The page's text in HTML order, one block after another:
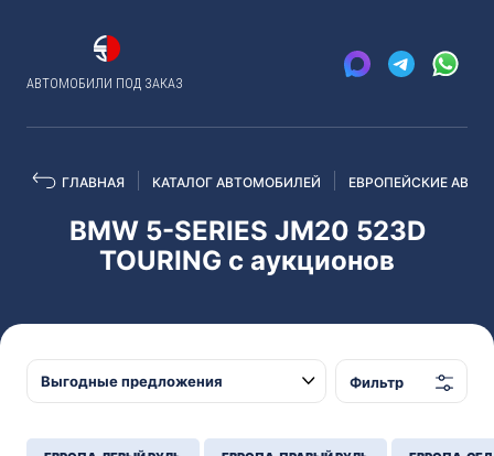
АВТОМОБИЛИ ПОД ЗАКАЗ
ГЛАВНАЯ КАТАЛОГ АВТОМОБИЛЕЙ ЕВРОПЕЙСКИЕ
BMW 5-SERIES JM20 523D
TOURING с аукционов
Фильтр